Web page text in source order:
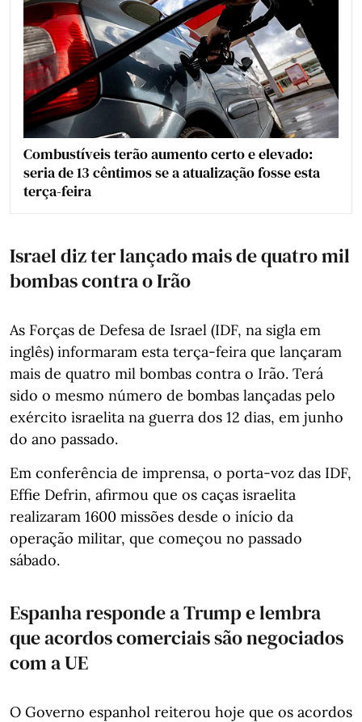
Combustíveis terão aumento certo e elevado:
seria de 13 cêntimos se a atualização fosse esta
terça-feira
Israel diz ter lançado mais de quatro mil
bombas contra o Irão
As Forças de Defesa de Israel (IDF, na sigla em
inglês) informaram esta terça-feira que lançaram
mais de quatro mil bombas contra o Irão. Terá
sido o mesmo número de bombas lançadas pelo
exército israelita na guerra dos 12 dias, em junho
do ano passado.
Em conferência de imprensa, o porta-voz das IDF,
Effie Defrin, afirmou que os caças israelita
realizaram 1600 missões desde o início da
operação militar, que começou no passado
sábado.
Espanha responde a Trump e lembra
que acordos comerciais são negociados
com a UE
O Governo espanhol reiterou hoje que os acordos